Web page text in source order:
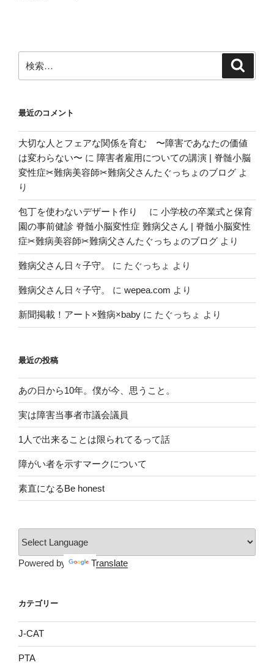
索:
最近のコメント
大切な人とフェアな関係を育む 〜障害であなたの価値
は変わらない〜 に 障害者雇用についての講演 | 脊髄小脳
変性症✂︎難病美容師✂︎難病父さんたぐっちょのブログ よ
り
包丁を使わないデザート作り に 小学校の卒業式と保育
園の事前健診 脊髄小脳変性症 難病父さん | 脊髄小脳変性
症✂︎難病美容師✂︎難病父さんたぐっちょのブログ より
難病父さん日々子守。 に たぐっちょ より
難病父さん日々子守。 に wepea.com より
新聞掲載！アート×難病×baby に たぐっちょ より
最近の投稿
あの日から10年。僕が今、思うこと。
実は障害当事者市議会議員
1人で出来ることは限られてるって話
障がい者を示すマークについて
素直になるBe honest
Powered by Translate
カテゴリー
J-CAT
PTA